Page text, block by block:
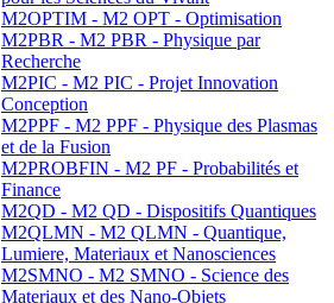
M2OPTIM - M2 OPT - Optimisation
M2PBR - M2 PBR - Physique par
Recherche
M2PIC - M2 PIC - Projet Innovation
Conception
M2PPF - M2 PPF - Physique des Plasmas
et de la Fusion
M2PROBFIN - M2 PF - Probabilités et
Finance
M2QD - M2 QD - Dispositifs Quantiques
M2QLMN - M2 QLMN - Quantique,
Lumiere, Materiaux et Nanosciences
M2SMNO - M2 SMNO - Science des
Materiaux et des Nano-Objets